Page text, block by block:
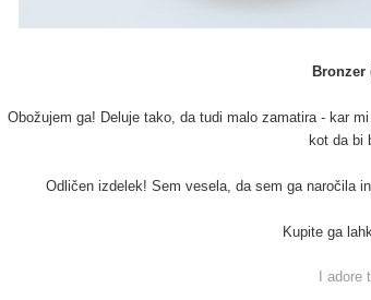
Bronzer
Obožujem ga! Deluje tako, da tudi malo zamatira - kar
kot da bi
Odličen izdelek! Sem vesela, da sem ga naročila
Kupite ga
I adore